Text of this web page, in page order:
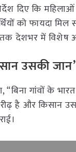
दिए कि
को फायदा
देशभर में विशेष
उसकी
“बिना गांवों के
है और किसान